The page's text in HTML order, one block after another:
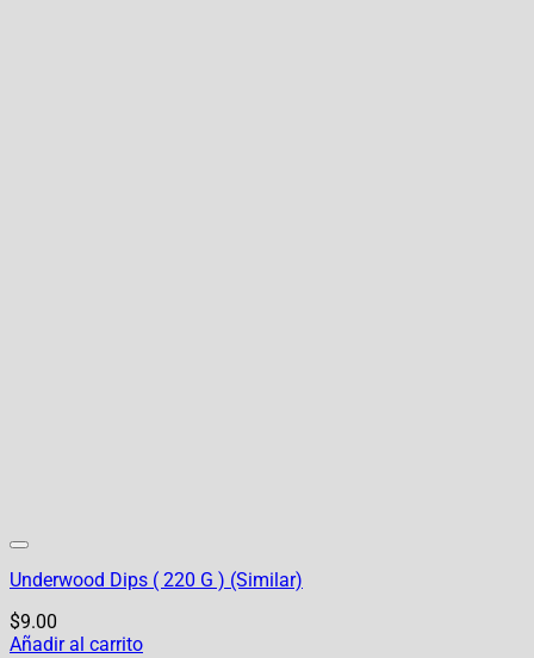
Underwood Dips ( 220 G ) (Similar)
$9.00
Añadir al carrito